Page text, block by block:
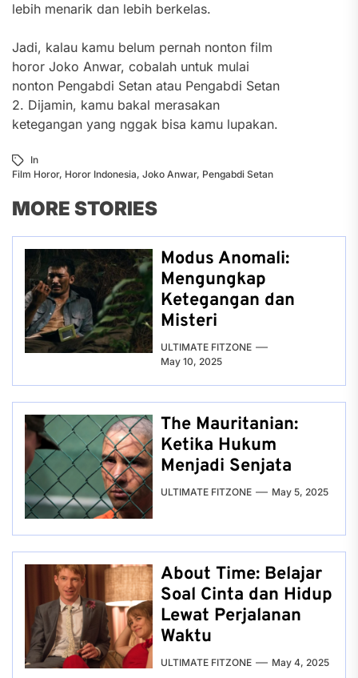
lebih menarik dan lebih berkelas.
Jadi, kalau kamu belum pernah nonton film
horor Joko Anwar, cobalah untuk mulai
nonton Pengabdi Setan atau Pengabdi Setan
2. Dijamin, kamu bakal merasakan
ketegangan yang nggak bisa kamu lupakan.
In
Film Horor, Horor Indonesia, Joko Anwar, Pengabdi Setan
MORE STORIES
Modus Anomali:
Mengungkap
Ketegangan dan
Misteri
ULTIMATE FITZONE
May 10, 2025
The Mauritanian:
Ketika Hukum
Menjadi Senjata
ULTIMATE FITZONE May 5, 2025
About Time: Belajar
Soal Cinta dan Hidup
Lewat Perjalanan
Waktu
ULTIMATE FITZONE May 4, 2025